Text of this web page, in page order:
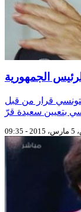
الجمهورية
قرار من قبل